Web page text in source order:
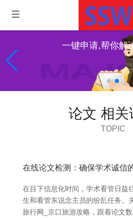
一键申请,帮你解
论文 相关
TOPIC
在线论文检测：确保学术诚信
在目下信息化时间，学术看管日益
生和看管东说念主员的纷乱任务。
旅行网_京口旅游攻略，跟着论文